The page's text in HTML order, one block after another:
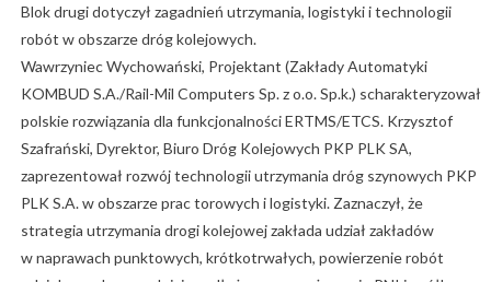
Blok drugi dotyczył zagadnień utrzymania, logistyki i technologii
robót w obszarze dróg kolejowych.
Wawrzyniec Wychowański, Projektant (Zakłady Automatyki
KOMBUD S.A./Rail-Mil Computers Sp. z o.o. Sp.k.) scharakteryzował
polskie rozwiązania dla funkcjonalności ERTMS/ETCS. Krzysztof
Szafrański, Dyrektor, Biuro Dróg Kolejowych PKP PLK SA,
zaprezentował rozwój technologii utrzymania dróg szynowych PKP
PLK S.A. w obszarze prac torowych i logistyki. Zaznaczył, że
strategia utrzymania drogi kolejowej zakłada udział zakładów
w naprawach punktowych, krótkotrwałych, powierzenie robót